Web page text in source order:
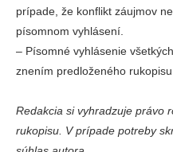
prípade, že konflikt záujmov
písomnom vyhlásení.
‒ Písomné vyhlásenie
znením predloženého rukopisu.
Redakcia si vyhradzuje právo
rukopisu. V prípade potreby